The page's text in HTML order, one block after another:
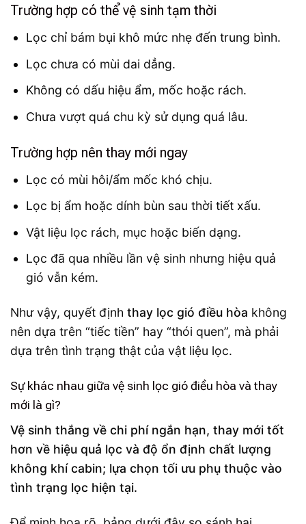
Trường hợp có thể vệ sinh tạm thời
Lọc chỉ bám bụi khô mức nhẹ đến trung bình.
Lọc chưa có mùi dai dẳng.
Không có dấu hiệu ẩm, mốc hoặc rách.
Chưa vượt quá chu kỳ sử dụng quá lâu.
Trường hợp nên thay mới ngay
Lọc có mùi hôi/ẩm mốc khó chịu.
Lọc bị ẩm hoặc dính bùn sau thời tiết xấu.
Vật liệu lọc rách, mục hoặc biến dạng.
Lọc đã qua nhiều lần vệ sinh nhưng hiệu quả
gió vẫn kém.
Như vậy, quyết định thay lọc gió điều hòa không
nên dựa trên “tiếc tiền” hay “thói quen”, mà phải
dựa trên tình trạng thật của vật liệu lọc.
Sự khác nhau giữa vệ sinh lọc gió điều hòa và thay
mới là gì?
Vệ sinh thắng về chi phí ngắn hạn, thay mới tốt
hơn về hiệu quả lọc và độ ổn định chất lượng
không khí cabin; lựa chọn tối ưu phụ thuộc vào
tình trạng lọc hiện tại.